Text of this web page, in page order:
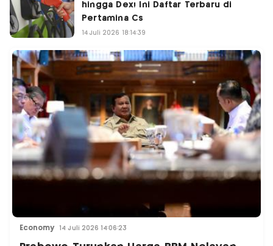
hingga Dex! Ini Daftar Terbaru di
Pertamina Cs
14 Juli 2026 18:14:39
Economy 14 Juli 2026 14:06:23